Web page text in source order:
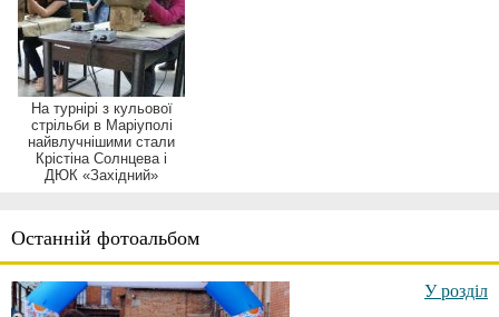
Останній фотоальбом
У розділ
На турнірі з кульової
стрільби в Маріуполі
найвлучнішими стали
Крістіна Солнцева і
ДЮК «Західний»